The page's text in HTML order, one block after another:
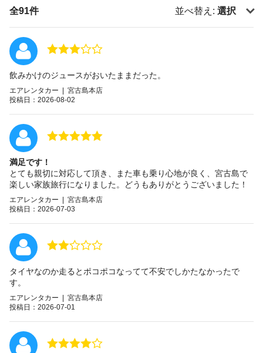
全91件 並べ替え: 選択
飲みかけのジュースがおいたままだった。
エアレンタカー | 宮古島本店
投稿日：2026-08-02
満足です！
とても親切に対応して頂き、また車も乗り心地が良く、宮古島で
楽しい家族旅行になりました。どうもありがとうございました！
エアレンタカー | 宮古島本店
投稿日：2026-07-03
タイヤなのか走るとポコポコなってて不安でしかたなかったで
す。
エアレンタカー | 宮古島本店
投稿日：2026-07-01